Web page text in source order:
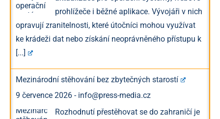
prohlížeče i běžné aplikace. Vývojáři v nich
opravují zranitelnosti, které útočníci mohou využívat
ke krádeži dat nebo získání neoprávněného přístupu k
[...]
Mezinárodní stěhování bez zbytečných starostí
9 července 2026 - info@press-media.cz
Rozhodnutí přestěhovat se do zahraničí je